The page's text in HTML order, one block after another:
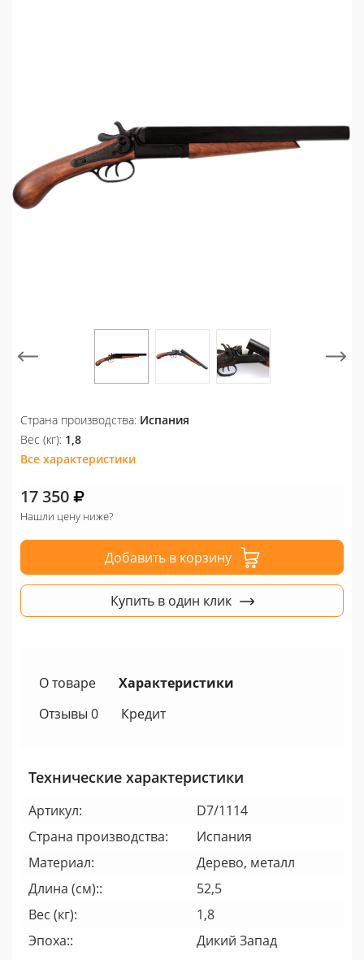
Страна производства: Испания
Вес (кг): 1,8
Все характеристики
17 350
Нашли цену ниже?
Добавить в корзину
Купить в один клик
О товаре
Характеристики
Отзывы 0
Кредит
Технические характеристики
Артикул:
D7/1114
Страна производства:
Испания
Материал:
Дерево, металл
Длина (см)::
52,5
Вес (кг):
1,8
Эпоха::
Дикий Запад